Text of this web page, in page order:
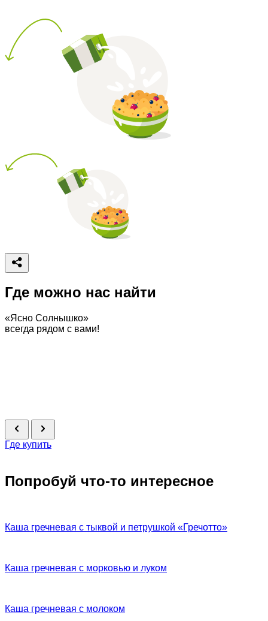
Где можно нас найти
«Ясно Солнышко»
всегда рядом с вами!
Где купить
Попробуй что-то интересное
Каша гречневая с тыквой и петрушкой «Гречотто»
Каша гречневая с морковью и луком
Каша гречневая с молоком